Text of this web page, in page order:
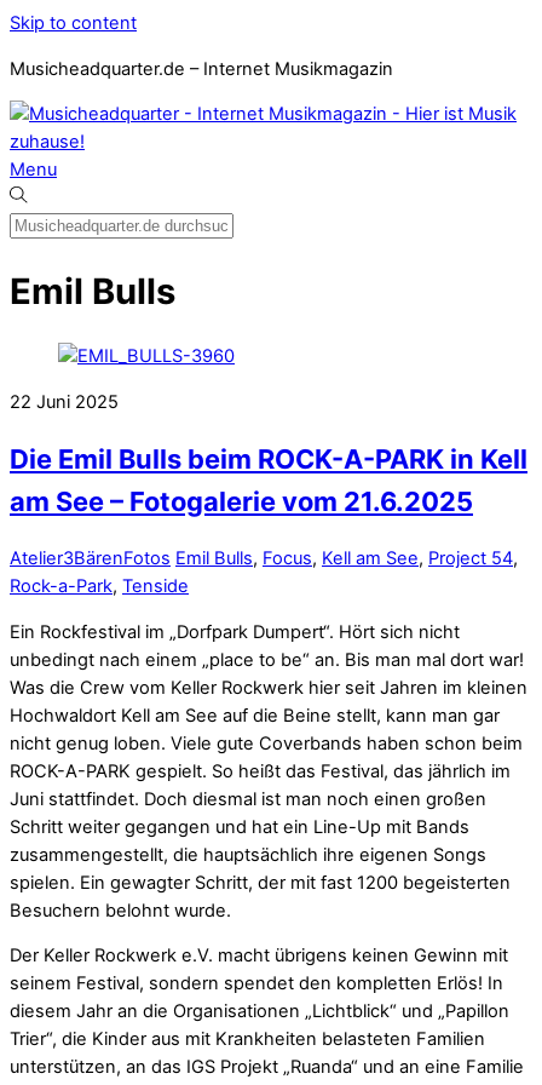
Skip to content
Musicheadquarter.de – Internet Musikmagazin
Menu
Emil Bulls
22 Juni 2025
Die Emil Bulls beim ROCK-A-PARK in Kell
am See – Fotogalerie vom 21.6.2025
Atelier3BärenFotos Emil Bulls, Focus, Kell am See, Project 54,
Rock-a-Park, Tenside
Ein Rockfestival im „Dorfpark Dumpert“. Hört sich nicht
unbedingt nach einem „place to be“ an. Bis man mal dort war!
Was die Crew vom Keller Rockwerk hier seit Jahren im kleinen
Hochwaldort Kell am See auf die Beine stellt, kann man gar
nicht genug loben. Viele gute Coverbands haben schon beim
ROCK-A-PARK gespielt. So heißt das Festival, das jährlich im
Juni stattfindet. Doch diesmal ist man noch einen großen
Schritt weiter gegangen und hat ein Line-Up mit Bands
zusammengestellt, die hauptsächlich ihre eigenen Songs
spielen. Ein gewagter Schritt, der mit fast 1200 begeisterten
Besuchern belohnt wurde.
Der Keller Rockwerk e.V. macht übrigens keinen Gewinn mit
seinem Festival, sondern spendet den kompletten Erlös! In
diesem Jahr an die Organisationen „Lichtblick“ und „Papillon
Trier“, die Kinder aus mit Krankheiten belasteten Familien
unterstützen, an das IGS Projekt „Ruanda“ und an eine Familie